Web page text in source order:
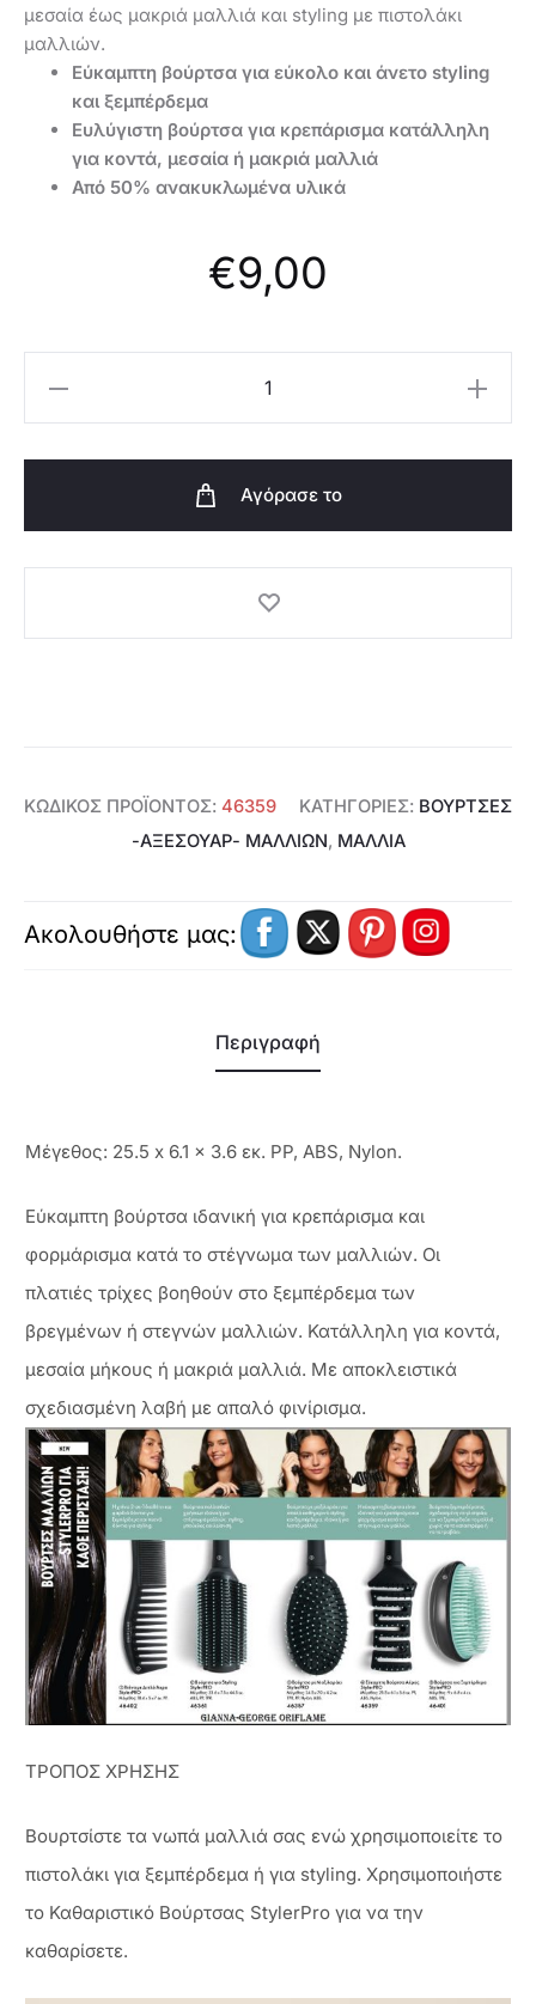
μεσαία έως μακριά μαλλιά και styling με πιστολάκι
μαλλιών.
Εύκαμπτη βούρτσα για εύκολο και άνετο styling
και ξεμπέρδεμα
Ευλύγιστη βούρτσα για κρεπάρισμα κατάλληλη
για κοντά, μεσαία ή μακριά μαλλιά
Από 50% ανακυκλωμένα υλικά
€9,00
Αγόρασε το
ΚΩΔΙΚΌΣ ΠΡΟΪΌΝΤΟΣ: 46359 ΚΑΤΗΓΟΡΊΕΣ: ΒΟΎΡΤΣΕΣ
-ΑΞΕΣΟΥΑΡ- ΜΑΛΛΙΏΝ, ΜΑΛΛΙΑ
Ακολουθήστε μας:
Περιγραφή
Μέγεθος: 25.5 x 6.1 x 3.6 εκ. PP, ABS, Nylon.
Eύκαμπτη βούρτσα ιδανική για κρεπάρισμα και
φορμάρισμα κατά το στέγνωμα των μαλλιών. Οι
πλατιές τρίχες βοηθούν στο ξεμπέρδεμα των
βρεγμένων ή στεγνών μαλλιών. Κατάλληλη για κοντά,
μεσαία μήκους ή μακριά μαλλιά. Με αποκλειστικά
σχεδιασμένη λαβή με απαλό φινίρισμα.
ΤΡΟΠΟΣ ΧΡΗΣΗΣ
Βουρτσίστε τα νωπά μαλλιά σας ενώ χρησιμοποιείτε το
πιστολάκι για ξεμπέρδεμα ή για styling. Χρησιμοποιήστε
το Καθαριστικό Βούρτσας StylerPro για να την
καθαρίσετε.